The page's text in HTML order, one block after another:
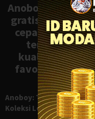
Anoboy adalah
gratis dengan
cepat, mirip
terbaru,
kualitas HD
favoritmu dan
Anoboy: Tempat Nonton
Koleksi Lengkap seperti